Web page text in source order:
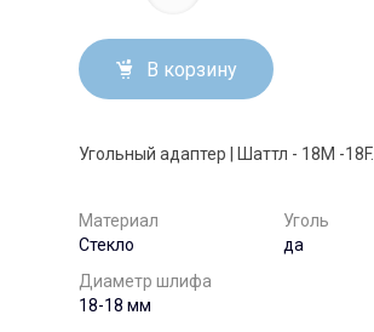
В корзину
Угольный адаптер | Шаттл - 18M -18F.
Материал
Стекло
Уголь
да
Диаметр шлифа
18-18 мм